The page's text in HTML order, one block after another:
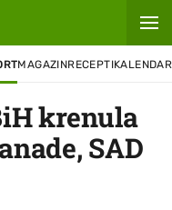
MAGAZINRECEPTIKALENDAR
krenula
SAD